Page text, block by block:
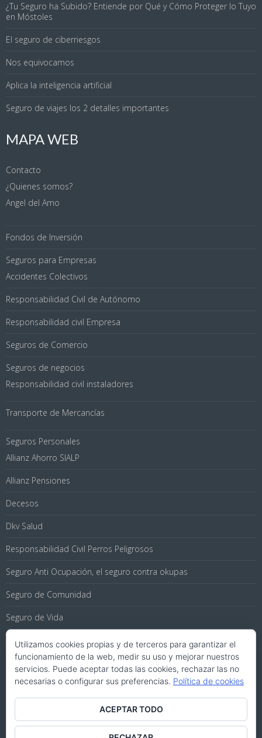
¿Tu Seguro ha Subido? Entiende por Qué y Cómo Proteger lo Tuyo
en Móstoles
El seguro de ciberriesgos
Nos equivocamos
Aplica la inteligencia artificial
Seguro de viajes los 2 detalles importantes
MAPA WEB
Contacto
¿Quienes somos?
Angel del Amo
Fondos de Inversión
Seguros para Empresas
Accidentes Colectivos
Responsabilidad Civil de Autónomo
Responsabilidad civil Empresa
Seguros de Comercio
Seguros de negocios
Responsabilidad civil instaladores
Transporte de Mercancías
Seguros Personales
Allianz Ahorro SIALP
Allianz Pensiones
Decesos
Dkv Salud
Responsabilidad Civil Perros Peligrosos
Seguro Anti Ocupación, el seguro contra okupas
Seguro de Comunidad
Seguro de Vida
Seguros de Coche
Seguros de Viaje
Seguros para Hogar
Utilizamos cookies propias y de terceros para garantizar el
funcionamiento de la web, medir su uso y mejorar nuestros
servicios. Puede aceptar todas las cookies, rechazar las no
necesarias o configurar sus preferencias. Política de cookies
ACEPTAR TODO